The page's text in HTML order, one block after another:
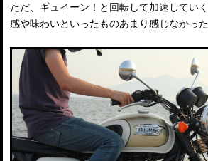
ただ、ギュイーン！と回転して加速してい
感や味わいといったものあまり感じなかった